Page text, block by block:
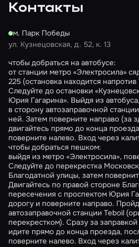
Контакты
м. Парк Победы
ул. Кузнецовская, д. 52, к. 13
чтобы добраться на автобусе:
от станции метро «Электросила»
225 (остановка находится
Следуйте до остановки
Юрия Гагарина». Выйдя из
в сторону автозаправочной
ней. Затем поверните направо (за
двигайтесь прямо до конца
поверните налево. Вход через
чтобы добраться пешком:
выйдя из метро «Электросила»,
Следуйте до перекрестка
Благодатной улицы, затем
Двигайтесь по правой стороне
пересечения с проспектом Юрия
дорогу и поверните направо.
автозаправочной станции Teboil
перекрестком). Сразу за
идите прямо до конца проезда,
поверните налево. Вход через